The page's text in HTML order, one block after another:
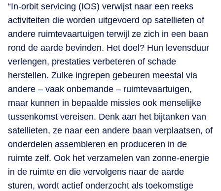
“In-orbit servicing (IOS) verwijst naar een reeks
activiteiten die worden uitgevoerd op satellieten of
andere ruimtevaartuigen terwijl ze zich in een baan
rond de aarde bevinden. Het doel? Hun levensduur
verlengen, prestaties verbeteren of schade
herstellen. Zulke ingrepen gebeuren meestal via
andere – vaak onbemande – ruimtevaartuigen,
maar kunnen in bepaalde missies ook menselijke
tussenkomst vereisen. Denk aan het bijtanken van
satellieten, ze naar een andere baan verplaatsen, of
onderdelen assembleren en produceren in de
ruimte zelf. Ook het verzamelen van zonne-energie
in de ruimte en die vervolgens naar de aarde
sturen, wordt actief onderzocht als toekomstige